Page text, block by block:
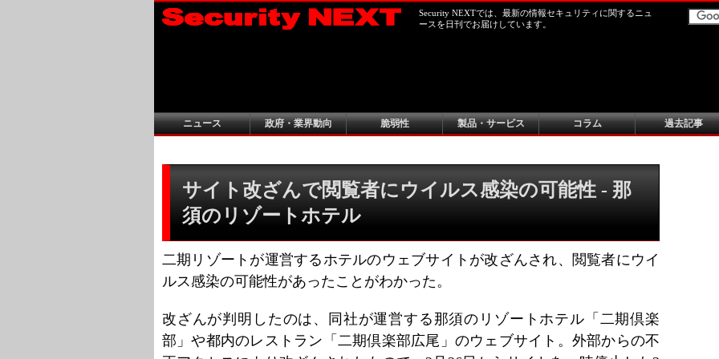
Security NEXTでは、最新の情報セキュリティに関するニュ
ースを日刊でお届けしています。
ニュース 政府・業界動向 脆弱性 製品・サービス コラム 過去記事
サイト改ざんで閲覧者にウイルス感染の可能性 - 那
須のリゾートホテル
二期リゾートが運営するホテルのウェブサイトが改ざんされ、閲覧者にウイ
ルス感染の可能性があったことがわかった。
改ざんが判明したのは、同社が運営する那須のリゾートホテル「二期倶楽
部」や都内のレストラン「二期倶楽部広尾」のウェブサイト。外部からの不